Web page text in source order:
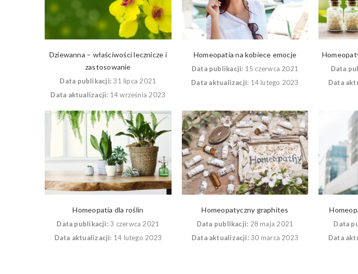
Dziewanna – właściwości lecznicze i
zastosowanie
Data publikacji: 31 lipca 2021
Data aktualizacji: 14 września 2023
Homeopatia na kobiece emocje
Data publikacji: 15 czerwca 2021
Data aktualizacji: 14 lutego 2023
Data
Data
Homeopatia dla roślin
Data publikacji: 3 czerwca 2021
Data aktualizacji: 14 lutego 2023
Homeopatyczny graphites
Data publikacji: 28 maja 2021
Data aktualizacji: 30 marca 2023
Data
Data